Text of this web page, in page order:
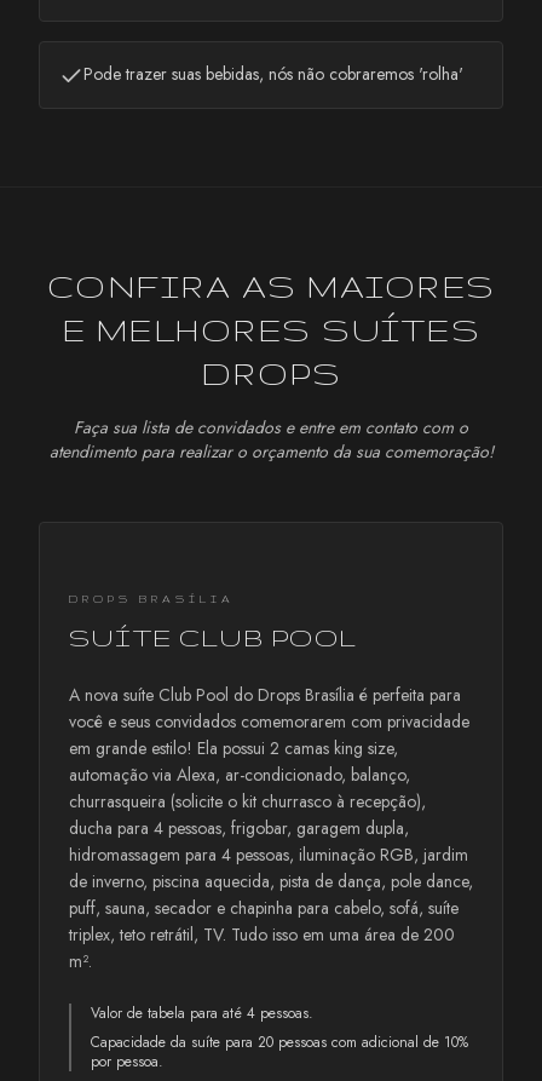
Pode trazer suas bebidas, nós não cobraremos 'rolha'
CONFIRA AS MAIORES
E MELHORES SUÍTES
DROPS
Faça sua lista de convidados e entre em contato com o
atendimento para realizar o orçamento da sua comemoração!
DROPS BRASÍLIA
SUÍTE CLUB POOL
A nova suíte Club Pool do Drops Brasília é perfeita para
você e seus convidados comemorarem com privacidade
em grande estilo! Ela possui 2 camas king size,
automação via Alexa, ar-condicionado, balanço,
churrasqueira (solicite o kit churrasco à recepção),
ducha para 4 pessoas, frigobar, garagem dupla,
hidromassagem para 4 pessoas, iluminação RGB, jardim
de inverno, piscina aquecida, pista de dança, pole dance,
puff, sauna, secador e chapinha para cabelo, sofá, suíte
triplex, teto retrátil, TV. Tudo isso em uma área de 200
m².
Valor de tabela para até 4 pessoas.
Capacidade da suíte para 20 pessoas com adicional de 10%
por pessoa.